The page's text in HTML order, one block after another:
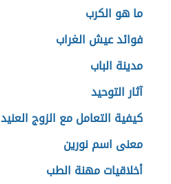
ما هو الكرب
فوائد عيش الغراب
مدينة الباب
آثار التوحيد
كيفية التعامل مع الزوج العنيد
معنى اسم نورين
أخلاقيات مهنة الطب